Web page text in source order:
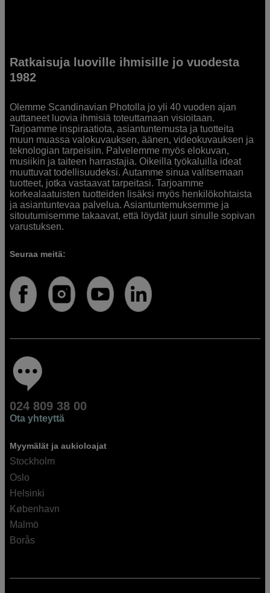
Ratkaisuja luoville ihmisille jo vuodesta
1982
Olemme Scandinavian Photolla jo yli 40 vuoden ajan
auttaneet luovia ihmisiä toteuttamaan visioitaan.
Tarjoamme inspiraatiota, asiantuntemusta ja tuotteita
muun muassa valokuvauksen, äänen, videokuvauksen ja
teknologian tarpeisiin. Palvelemme myös elokuvan,
musiikin ja taiteen harrastajia. Oikeilla työkaluilla ideat
muuttuvat todellisuudeksi. Autamme sinua valitsemaan
tuotteet, jotka vastaavat tarpeitasi. Tarjoamme
korkealaatuisten tuotteiden lisäksi myös henkilökohtaista
ja asiantuntevaa palvelua. Asiantuntemuksemme ja
sitoutumisemme takaavat, että löydät juuri sinulle sopivan
varustuksen.
Seuraa meitä:
024 809 38 00
Ota yhteyttä
Myymälät ja aukioloajat
Stockholm
Oslo
Helsinki
København
Malmö
Borås